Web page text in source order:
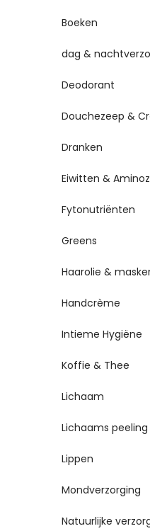
Boeken
dag &
Deodorant
Douchezeep &
Dranken
Eiwitten &
Fytonutriënten
Greens
Haarolie &
Handcrème
Intieme Hygiëne
Koffie & Thee
Lichaam
Lichaams
Lippen
Mondverzorging
Natuurlijke